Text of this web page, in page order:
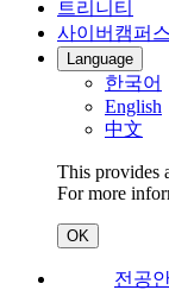
트리니티
사이버캠퍼스
Language
한국어
English
中文
This provides
For more
OK
전공